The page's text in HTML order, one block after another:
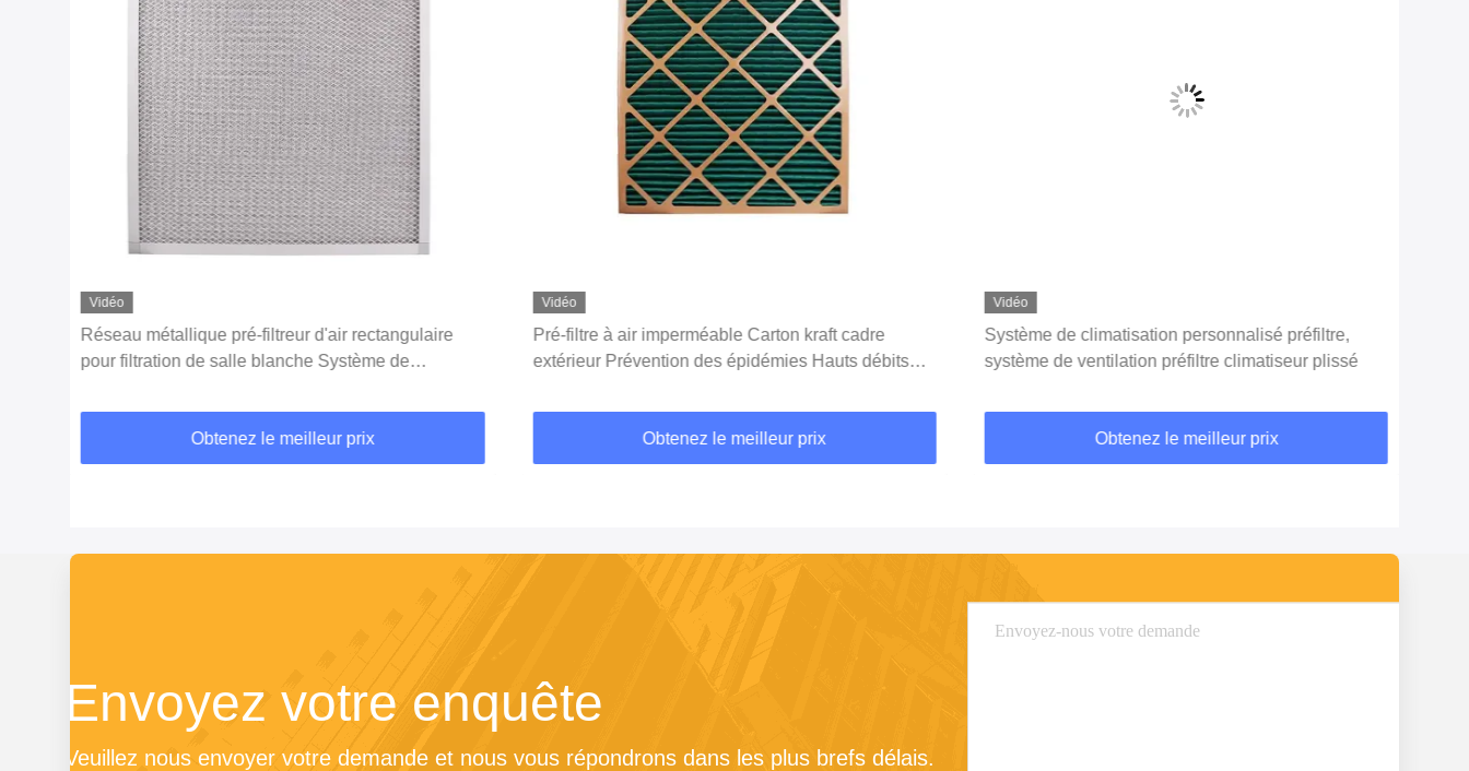
Vidéo
Réseau métallique pré-filtreur d'air rectangulaire
pour filtration de salle blanche Système de
Obtenez le meilleur prix
Vidéo
Pré-filtre à air imperméable Carton kraft cadre
extérieur Prévention des épidémies Hauts débits
Obtenez le meilleur prix
Vidéo
Système de climatisation personnalisé préfiltre,
système de ventilation préfiltre climatiseur plissé
Obtenez le meilleur prix
Envoyez votre enquête
Veuillez nous envoyer votre demande et nous vous répondrons dans les plus brefs délais.